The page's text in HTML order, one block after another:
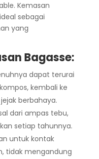
Kemasan
sebagai
yang
Bagasse:
dapat terurai
kembali ke
berbahaya.
dari ampas tebu,
setiap tahunnya.
untuk kontak
tidak mengandung